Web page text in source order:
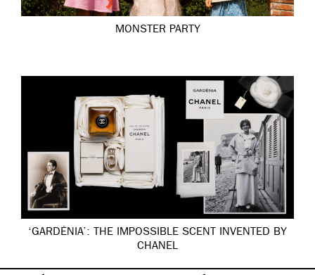
MONSTER PARTY
‘GARDÉNIA’: THE IMPOSSIBLE SCENT INVENTED BY
CHANEL